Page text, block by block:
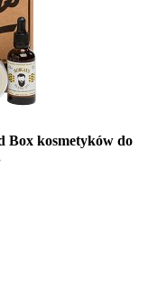
Box kosmetyków do